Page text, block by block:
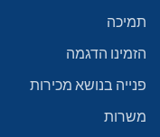
תמיכה
הזמינו הדגמה
פנייה בנושא מכירות
משרות